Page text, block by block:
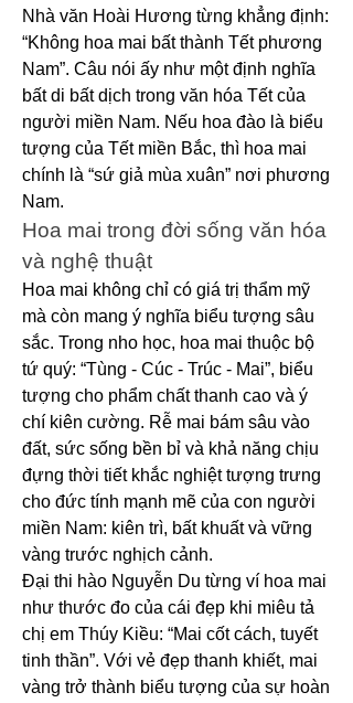
Nhà văn Hoài Hương từng khẳng định:
“Không hoa mai bất thành Tết phương
Nam”. Câu nói ấy như một định nghĩa
bất di bất dịch trong văn hóa Tết của
người miền Nam. Nếu hoa đào là biểu
tượng của Tết miền Bắc, thì hoa mai
chính là “sứ giả mùa xuân” nơi phương
Nam.
Hoa mai trong đời sống văn hóa
và nghệ thuật
Hoa mai không chỉ có giá trị thẩm mỹ
mà còn mang ý nghĩa biểu tượng sâu
sắc. Trong nho học, hoa mai thuộc bộ
tứ quý: “Tùng - Cúc - Trúc - Mai”, biểu
tượng cho phẩm chất thanh cao và ý
chí kiên cường. Rễ mai bám sâu vào
đất, sức sống bền bỉ và khả năng chịu
đựng thời tiết khắc nghiệt tượng trưng
cho đức tính mạnh mẽ của con người
miền Nam: kiên trì, bất khuất và vững
vàng trước nghịch cảnh.
Đại thi hào Nguyễn Du từng ví hoa mai
như thước đo của cái đẹp khi miêu tả
chị em Thúy Kiều: “Mai cốt cách, tuyết
tinh thần”. Với vẻ đẹp thanh khiết, mai
vàng trở thành biểu tượng của sự hoàn